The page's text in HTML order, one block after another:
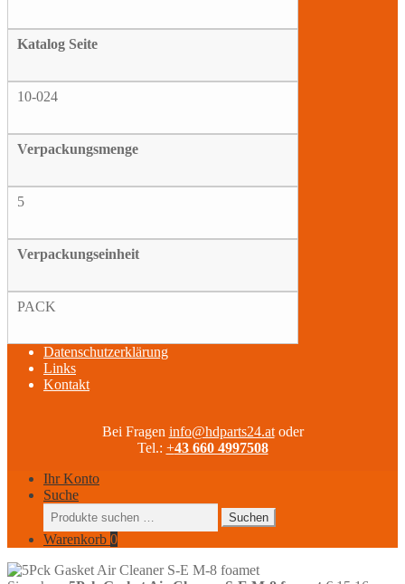
Katalog Seite
10-024
Verpackungsmenge
5
Verpackungseinheit
PACK
Datenschutzerklärung
Links
Kontakt
Bei Fragen info@hdparts24.atoder
Tel.: +43 660 4997508
Ihr Konto
Suche
Suchen
nach:
Suchen
Warenkorb 0